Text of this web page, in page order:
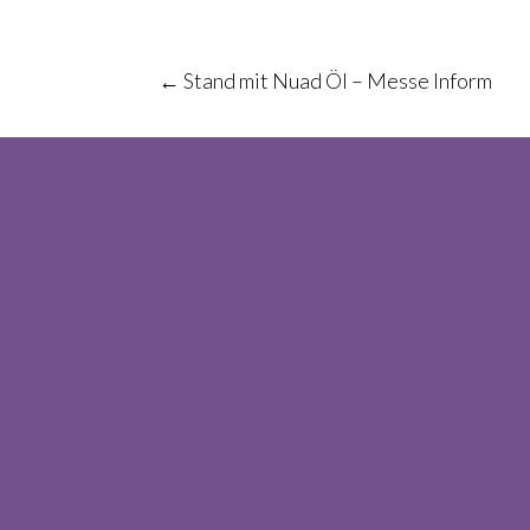
navigation
← Stand mit Nuad Öl – Messe Inform